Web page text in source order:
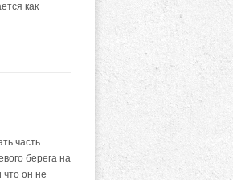
как
часть
берега на
что он не